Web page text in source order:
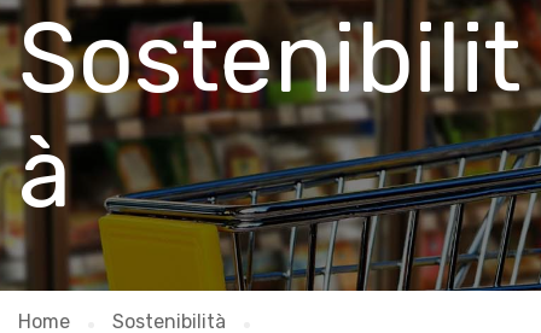
Sostenibilit
à
Home
Sostenibilità